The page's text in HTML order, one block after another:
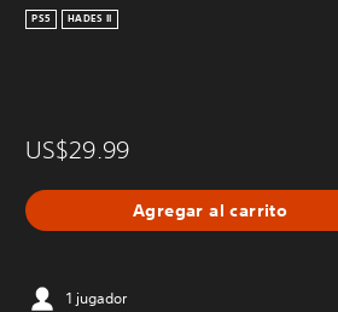
PS5 HADES II
US$29.99
Agregar al carrito
1 jugador